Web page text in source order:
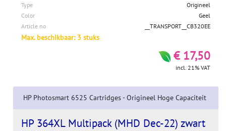
Type
Origineel
Color
Geel
Article no
__TRANSPORT__CB320EE
Max. beschikbaar: 3 stuks
€ 17,50
incl. 21% VAT
HP Photosmart 6525 Cartridges - Origineel Hoge Capaciteit
HP 364XL Multipack (MHD Dec-22) zwart